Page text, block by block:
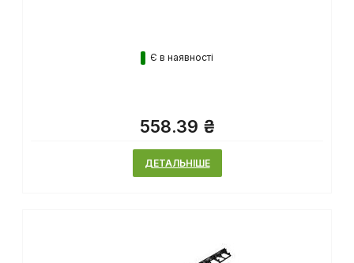
Є в наявності
558.39 ₴
ДЕТАЛЬНІШЕ